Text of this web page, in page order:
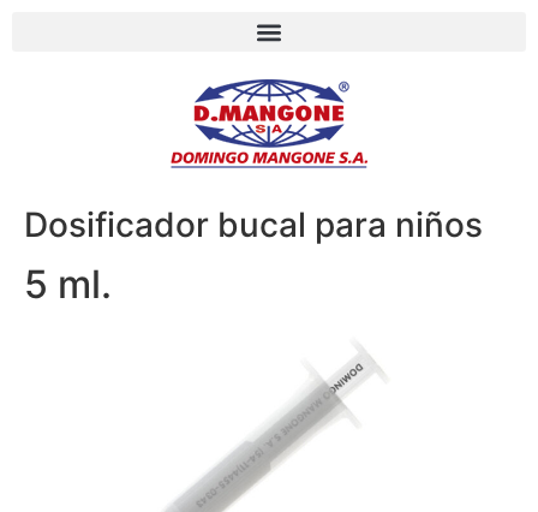
Dosificador bucal para niños
5 ml.